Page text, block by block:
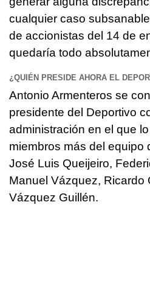
cualquier caso
de accionistas del 14 de
quedaría todo
¿QUIÉN PRESIDE AHORA EL
Antonio Armenteros se
presidente del Deportivo
administración en el que
miembros más del equipo
José Luis Queijeiro,
Manuel Vázquez, Ricardo
Vázquez Guillén.